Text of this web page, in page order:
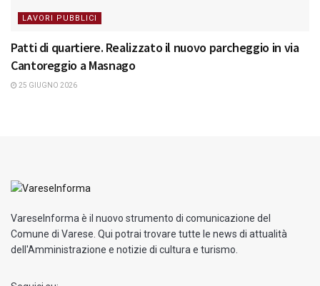
LAVORI PUBBLICI
Patti di quartiere. Realizzato il nuovo parcheggio in via
Cantoreggio a Masnago
25 GIUGNO 2026
VareseInforma è il nuovo strumento di comunicazione del
Comune di Varese. Qui potrai trovare tutte le news di attualità
dell'Amministrazione e notizie di cultura e turismo.